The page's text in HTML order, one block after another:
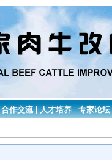
合作交流 人才培养 专家论坛